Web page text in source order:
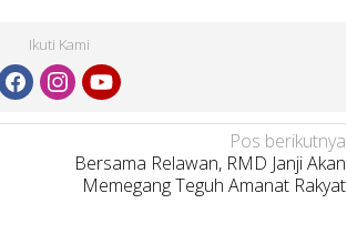
Ikuti Kami
Pos berikutnya
Bersama Relawan, RMD Janji Akan
Memegang Teguh Amanat Rakyat